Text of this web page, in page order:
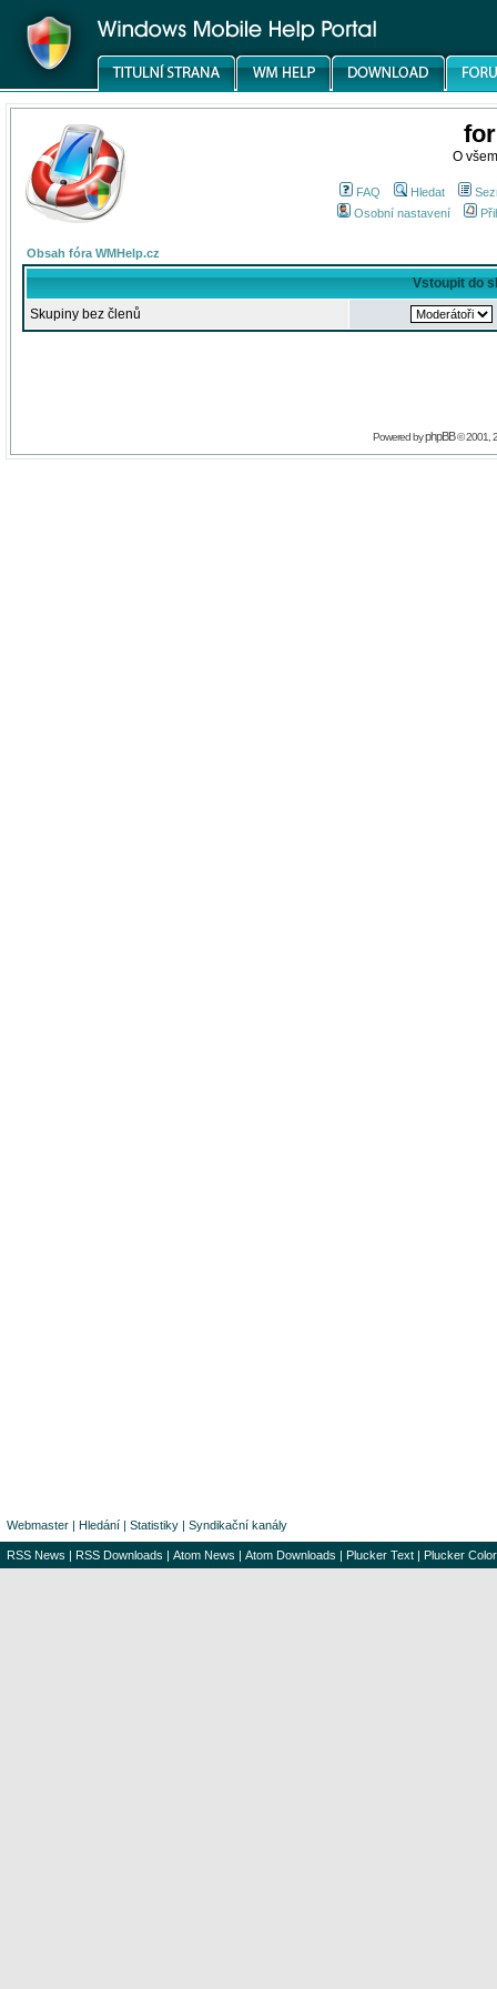
O
FAQ Hledat
Osobní nastavení
Obsah fóra WMHelp.cz
Vstoupit do
Skupiny bez členů
Powered byphpBB© 2001,
Webmaster | Hledání | Statistiky | Syndikační kanály
RSS News | RSS Downloads | Atom News | Atom Downloads | Plucker Text | Plucker Color